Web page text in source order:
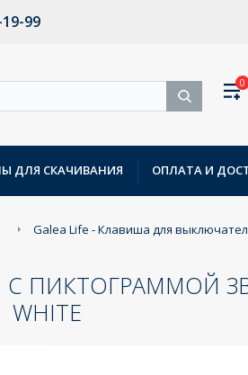
99
0
ДЛЯ СКАЧИВАНИЯ ОПЛАТА И
Galea Life - Клавиша для
С ПИКТОГРАММОЙ
WHITE